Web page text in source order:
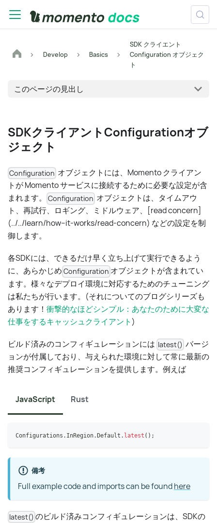
Develop Basics
SDK クライエント
Configuration オブジェク
ト
このページの見出し
SDKクライアントConfigurationオブ
ジェクト
Configuration オブジェクトには、Momento クライアン
トが Momento サービスに接続するために必要な設定が含
まれます。
Configuration オブジェクトは、タイムアウ
ト、再試行、ロギング、ミドルウェア、[read concern]
(../../learn/how--it-works/read-concern) などの設定を制
御します。
各SDKには、できるだけ早く立ち上げて実行できるよう
に、あらかじめ Configuration オブジェクトが含まれてい
ます。様々なデプロイ環境に対応するためのチューニング
は私たちが行います。(それについてのブログシリーズも
あります！ 衝撃的なほどシンプル：あなたのために大変な
仕事をするキャッシュクライアント)
ビルド済みのコンフィギュレーションには latest() バージ
ョンが付属しており、与えられた環境に対して常に最新の
推奨コンフィギュレーションを提供します。例えば
JavaScript Rust
Configurations . InRegion.Default . latest ( ) ;
備考
Full example code and imports can be foundhere
latest() のビルド済みコンフィギュレーションは、SDKの